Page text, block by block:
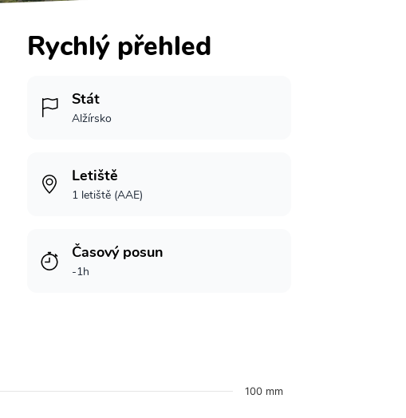
Rychlý přehled
Stát
Alžírsko
Letiště
1 letiště (AAE)
Časový posun
-1h
100 mm